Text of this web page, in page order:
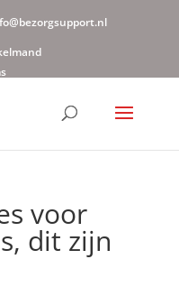
voor
dit zijn